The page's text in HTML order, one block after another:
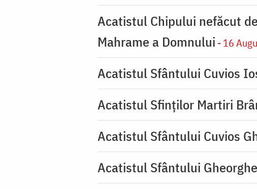
Acatistul Chipului nefăcut
Mahrame a Domnului - 16
Acatistul Sfântului Cuvios
Acatistul Sfinților Martiri
Acatistul Sfântului Cuvios
Acatistul Sfântului